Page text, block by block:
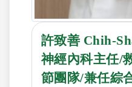
許致善 Chih-
神經內科主任/
節團隊/兼任綜